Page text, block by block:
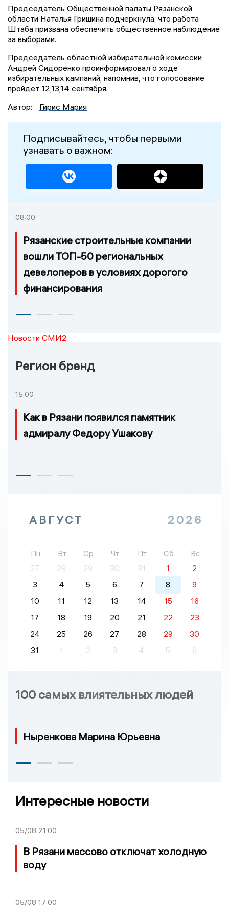
Председатель Общественной палаты Рязанской
области Наталья Гришина подчеркнула, что работа
Штаба призвана обеспечить общественное наблюдение
за выборами.
Председатель областной избирательной комиссии
Андрей Сидоренко проинформировал о ходе
избирательных кампаний, напомнив, что голосование
пройдет 12,13,14 сентября.
Автор:
Гирис Мария
Подписывайтесь, чтобы первыми
узнавать о важном:
08:00
Рязанские строительные компании
вошли ТОП-50 региональных
девелоперов в условиях дорогого
финансирования
Новости СМИ2
Регион бренд
15:00
Как в Рязани появился памятник
адмиралу Федору Ушакову
АВГУСТ 2026
Пн Вт Ср Чт Пт Сб
Вс
27
28 29 30 31 1
2
3
4 5 6 7 8
9
10
11 12 13 14 15
16
17
18 19 20 21 22
23
24
25 26 27 28 29
30
31
1 2 3 4 5 6
100 самых влиятельных людей
Ныренкова Марина Юрьевна
Интересные новости
05/08 21:00
В Рязани массово отключат холодную
воду
05/08 17:00